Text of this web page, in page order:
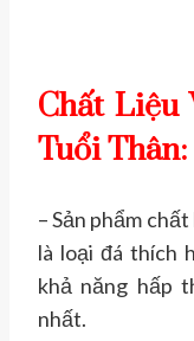
Chất Liệu
Tuổi Thân:
– Sản phẩm chất
là loại đá thích
khả năng hấp
nhất.